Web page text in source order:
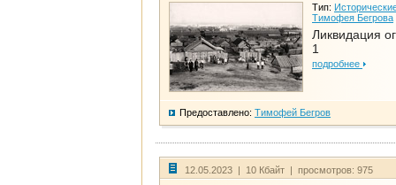
Тип:
Тимофея Бегрова
Ликвидация
1
подробнее
Предоставлено: Тимофей Бегров
12.05.2023 | 10 Кбайт | просмотров: 975